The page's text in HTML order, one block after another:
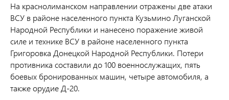
На краснолиманском направлении отражены две атаки
ВСУ в районе населенного пункта Кузьмино Луганской
Народной Республики и нанесено поражение живой
силе и технике ВСУ в районе населенного пункта
Григоровка Донецкой Народной Республики. Потери
противника составили до 100 военнослужащих, пять
боевых бронированных машин, четыре автомобиля, а
также орудие Д-20.